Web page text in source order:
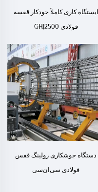
ایستگاه کاری کاملاً خودکار قفسه
فولادی GHJ2500
دستگاه جوشکاری رولینگ قفس
فولادی سی‌ان‌سی